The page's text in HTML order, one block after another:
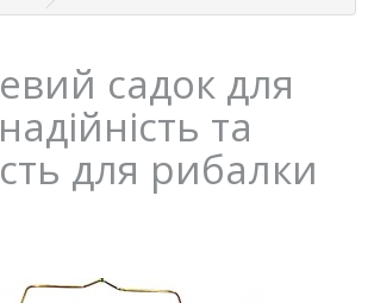
садок для
та
для рибалки